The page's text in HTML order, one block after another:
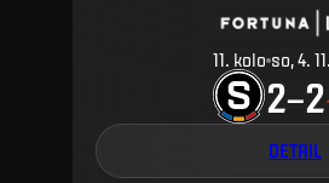
11. kolo so, 4.
2–2
DETAIL